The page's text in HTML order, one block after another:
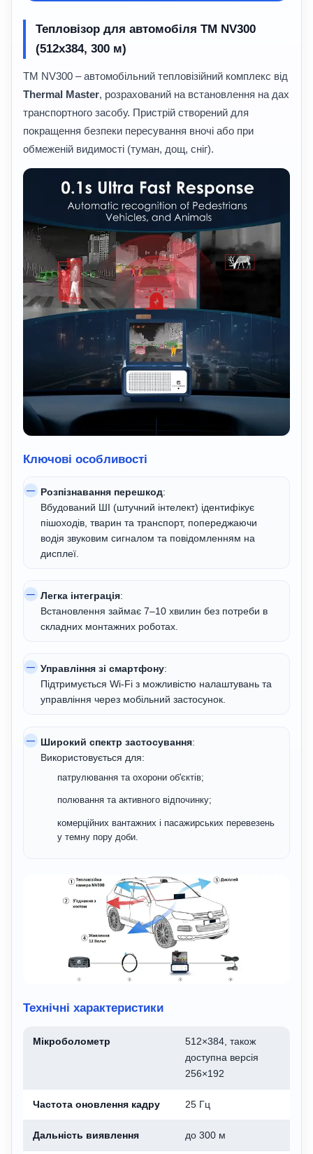
Тепловізор для автомобіля TM NV300
(512x384, 300 м)
TM NV300 – автомобільний тепловізійний комплекс від
Thermal Master, розрахований на встановлення на дах
транспортного засобу. Пристрій створений для
покращення безпеки пересування вночі або при
обмеженій видимості (туман, дощ, сніг).
Ключові особливості
Розпізнавання перешкод:
Вбудований ШІ (штучний інтелект) ідентифікує
пішоходів, тварин та транспорт, попереджаючи
водія звуковим сигналом та повідомленням на
дисплеї.
Легка інтеграція:
Встановлення займає 7–10 хвилин без потреби в
складних монтажних роботах.
Управління зі смартфону:
Підтримується Wi-Fi з можливістю налаштувань та
управління через мобільний застосунок.
Широкий спектр застосування:
Використовується для:
патрулювання та охорони об'єктів;
полювання та активного відпочинку;
комерційних вантажних і пасажирських перевезень
у темну пору доби.
Технічні характеристики
Мікроболометр
512×384, також
доступна версія
256×192
Частота оновлення кадру 25 Гц
Дальність виявлення до 300 м